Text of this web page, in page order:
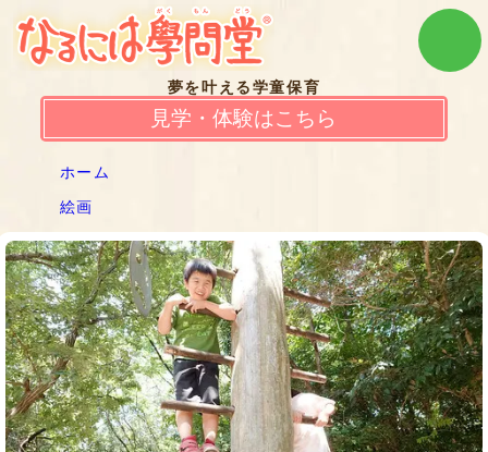
夢を叶える学童保育
見学・体験はこちら
ホーム
絵画